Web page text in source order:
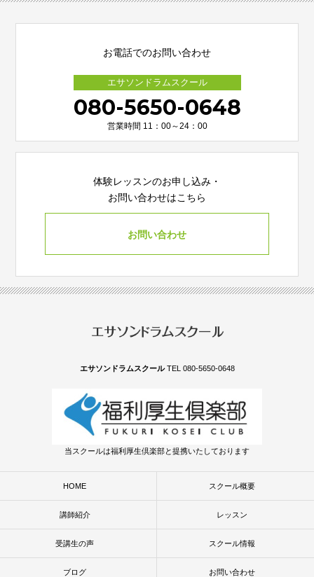
お電話でのお問い合わせ
エサソンドラムスクール
080-5650-0648
営業時間 11：00～24：00
体験レッスンのお申し込み・
お問い合わせはこちら
お問い合わせ
エサソンドラムスクールTEL 080-5650-0648
当スクールは福利厚生倶楽部と提携いたしております
HOME スクール概要
講師紹介 レッスン
受講生の声 スクール情報
ブログ お問い合わせ